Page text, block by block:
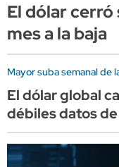
El dólar cerró
mes a la baja
Mayor suba semanal de
El dólar global
débiles datos